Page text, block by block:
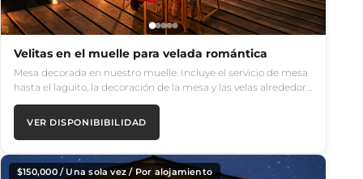
Velitas en el muelle para velada romántica
Mesa decorada en nuestro muelle. Incluye el servicio de mesa
hasta el laguito, la decoración de la mesa y las velas alrededor…
VER DISPONIBIBILIDAD
$150,000/ Una sola vez / Por alojamiento